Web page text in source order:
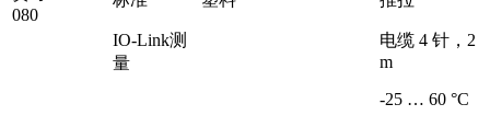
080
IO-Link测
量
电缆 4 针，2
m
-25 … 60 °C